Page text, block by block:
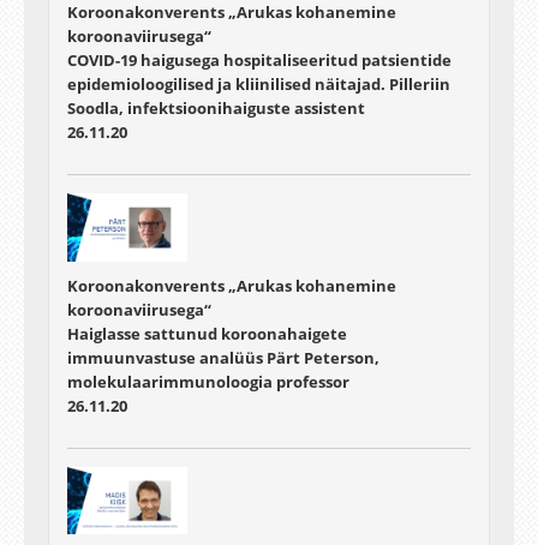
Koroonakonverents „Arukas kohanemine
koroonaviirusega“
COVID-19 haigusega hospitaliseeritud patsientide
epidemioloogilised ja kliinilised näitajad. Pilleriin
Soodla, infektsioonihaiguste assistent
26.11.20
Koroonakonverents „Arukas kohanemine
koroonaviirusega“
Haiglasse sattunud koroonahaigete
immuunvastuse analüüs Pärt Peterson,
molekulaarimmunoloogia professor
26.11.20